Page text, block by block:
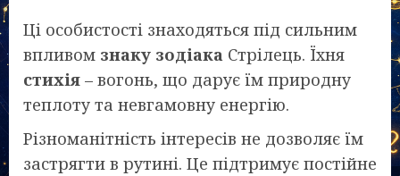
Ці особистості знаходяться під сильним
впливом знаку зодіака Стрілець. Їхня
стихія – вогонь, що дарує їм природну
теплоту та невгамовну енергію.
Різноманітність інтересів не дозволяє їм
застрягти в рутині. Це підтримує постійне